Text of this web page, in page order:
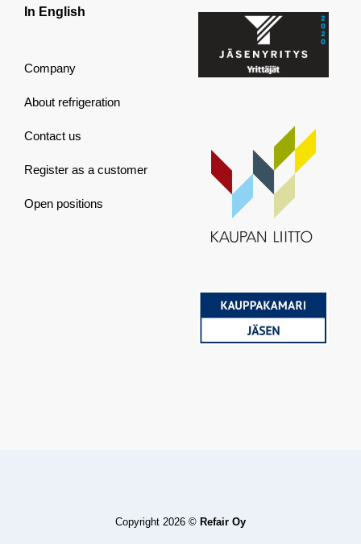
In English
Company
About refrigeration
Contact us
Register as a customer
Open positions
Copyright 2026 © Refair Oy